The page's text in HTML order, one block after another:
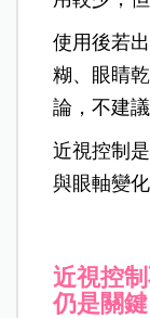
使用後若
糊、眼睛
論，不建
近視控制
與眼軸變
近視控
仍是關鍵